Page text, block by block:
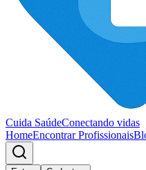
Cuida SaúdeConectando vidas
HomeEncontrar Profissionais